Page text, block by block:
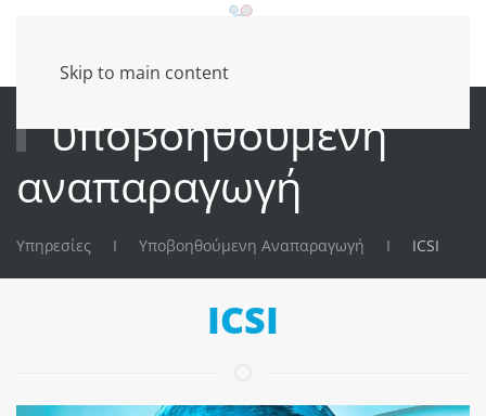
Skip to main content
υποβοηθούμενη
αναπαραγωγή
Υπηρεσίες Υποβοηθούμενη Αναπαραγωγή ICSI
ICSI